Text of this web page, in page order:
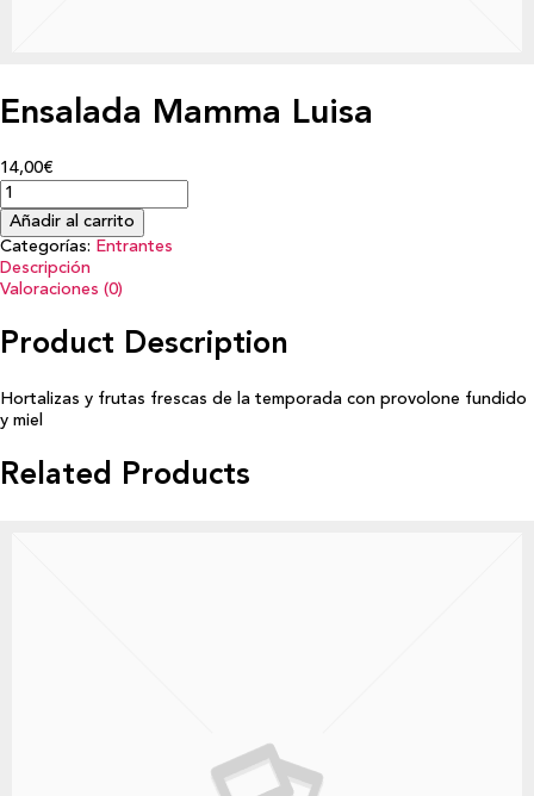
Ensalada Mamma Luisa
14,00€
Añadir al carrito
Categorías: Entrantes
Descripción
Valoraciones (0)
Product Description
Hortalizas y frutas frescas de la temporada con provolone fundido
y miel
Related Products